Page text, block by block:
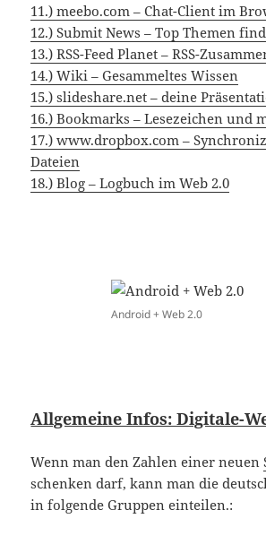
11.) meebo.com – Chat-Client im
12.) Submit News – Top Themen
13.) RSS-Feed Planet – RSS-
14.) Wiki – Gesammeltes Wissen
15.) slideshare.net – deine
16.) Bookmarks – Lesezeichen und
17.) www.dropbox.com –
Dateien
18.) Blog – Logbuch im Web 2.0
Android + Web 2.0
Allgemeine Infos: Digitale-
Wenn man den Zahlen einer neuen
schenken darf, kann man die
in folgende Gruppen einteilen.: